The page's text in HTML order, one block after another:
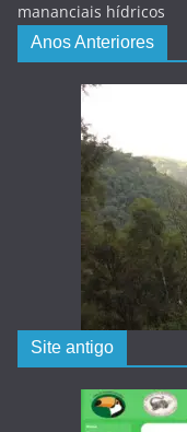
mananciais hídricos
Anos Anteriores
Site antigo